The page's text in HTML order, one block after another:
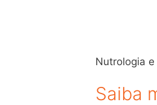
Nutrologia
Saiba